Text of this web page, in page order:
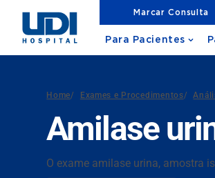
Marcar Consulta
Para Pacientes
Home/ Exames e Procedimentos/
Amilase
O exame amilase urina, amostra